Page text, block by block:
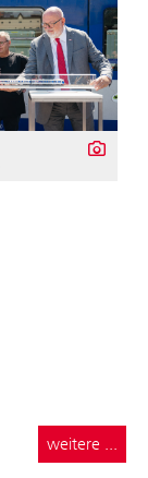
weitere ...